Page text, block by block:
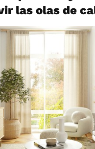
las olas de